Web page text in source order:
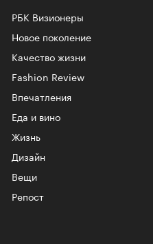
РБК Визионеры
Новое поколение
Качество жизни
Fashion Review
Впечатления
Еда и вино
Жизнь
Дизайн
Вещи
Репост